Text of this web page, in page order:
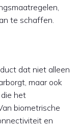
te schaffen.
dat niet alleen
maar ook
het
biometrische
en